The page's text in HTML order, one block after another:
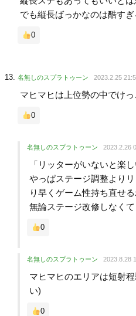
でも縦長ばっかなのは酷す
0
名無しのスプラトゥーン 2023.2.25
マヒマヒは上位勢の中でけ
0
名無しのスプラトゥーン 2023.2.26
「リッターがいないと楽
やっぱステージ調整より
り早くゲーム性持ち直せ
無論ステージ改修しなく
0
名無しのスプラトゥーン 2023.8.28
マヒマヒのエリアは短射
い)
0